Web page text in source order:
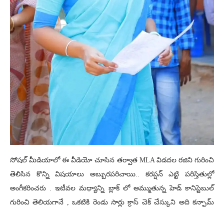
సోషల్ మీడియాలో ఈ వీడియో చూసిన తర్వాత MLA విడదల రజిని గురించి
తెలిసిన కొన్ని విషయాలు అబ్బురపరిచాయి.. కరప్షన్ ఎట్టి పరిస్తితుల్లో
అంగీకరించరు . ఇటీవల మధ్యాన్ని బ్లాక్ లో అమ్ముతున్న హెడ్ కానిస్టెబుల్
గురించి తెలియగానే , ఒకటికి రెండు సార్లు క్రాస్ చెక్ చేస్కుని అది కన్ఫామ్